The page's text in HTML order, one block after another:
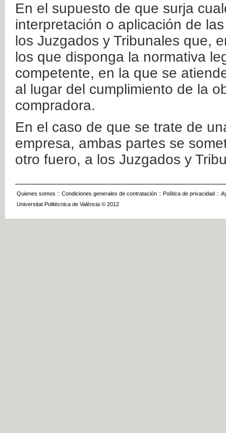
En el supuesto de que surja
interpretación o aplicación de
los Juzgados y Tribunales que,
los que disponga la normativa
competente, en la que se
al lugar del cumplimiento de la
compradora.
En el caso de que se trate de
empresa, ambas partes se
otro fuero, a los Juzgados y
Quienes somos :: Condiciones generales de contratación :: Política de privacidad ::
Universitat Politècnica de València © 2012